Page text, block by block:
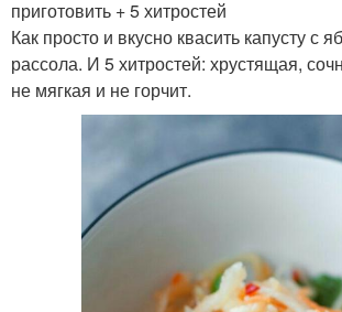
приготовить + 5 хитростей
Как просто и вкусно квасить капусту с
рассола. И 5 хитростей: хрустящая,
не мягкая и не горчит.